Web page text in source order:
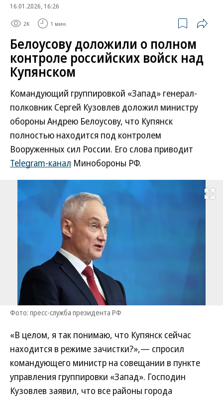
16.01.2026, 16:26
2K 1 мин.
Белоусову доложили о полном
контроле российских войск над
Купянском
Командующий группировкой «Запад» генерал-
полковник Сергей Кузовлев доложил министру
обороны Андрею Белоусову, что Купянск
полностью находится под контролем
Вооруженных сил России. Его слова приводит
Telegram-канал Минобороны РФ.
Развернуть
Фото: пресс-служба президента РФ
«В целом, я так понимаю, что Купянск сейчас
находится в режиме зачистки?»,— спросил
командующего министр на совещании в пункте
управления группировки «Запад». Господин
Кузовлев заявил, что все районы города